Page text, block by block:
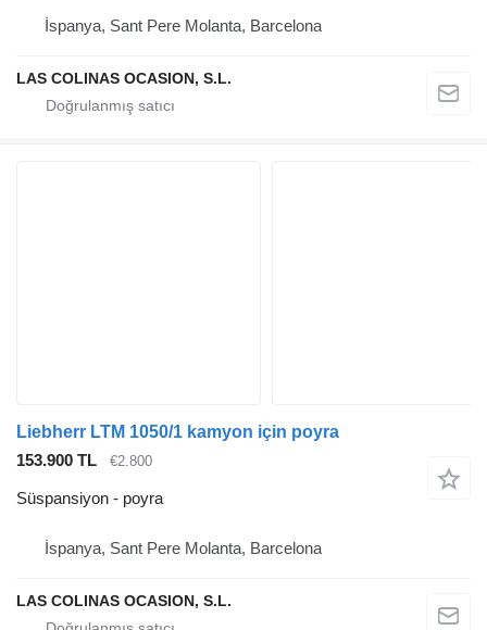
İspanya, Sant Pere Molanta, Barcelona
LAS COLINAS OCASION, S.L.
Liebherr LTM 1050/1 kamyon için poyra
153.900 TL
€2.800
Süspansiyon - poyra
İspanya, Sant Pere Molanta, Barcelona
LAS COLINAS OCASION, S.L.